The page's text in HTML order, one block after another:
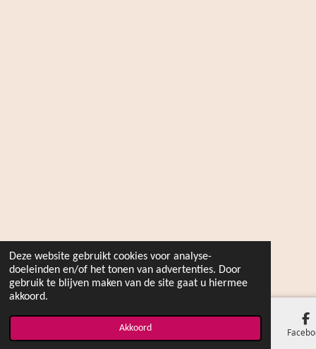
Deze website gebruikt cookies voor analyse-
doeleinden en/of het tonen van advertenties. Door
gebruik te blijven maken van de site gaat u hiermee
akkoord.
Akkoord